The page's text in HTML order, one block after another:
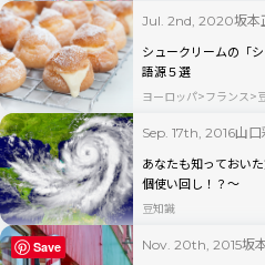
Jul. 2nd, 2020坂本
シュークリームの「
語源５選
ヨーロッパ フランス
Sep. 17th, 2016山口
あなたも知っておい
個使い回し！？〜
豆知識
Nov. 20th, 2015坂
Save